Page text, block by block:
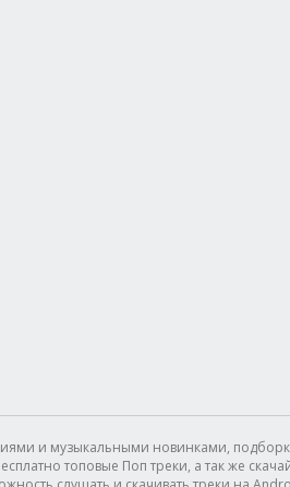
и музыкальными новинками,
топовые Поп треки, а так же